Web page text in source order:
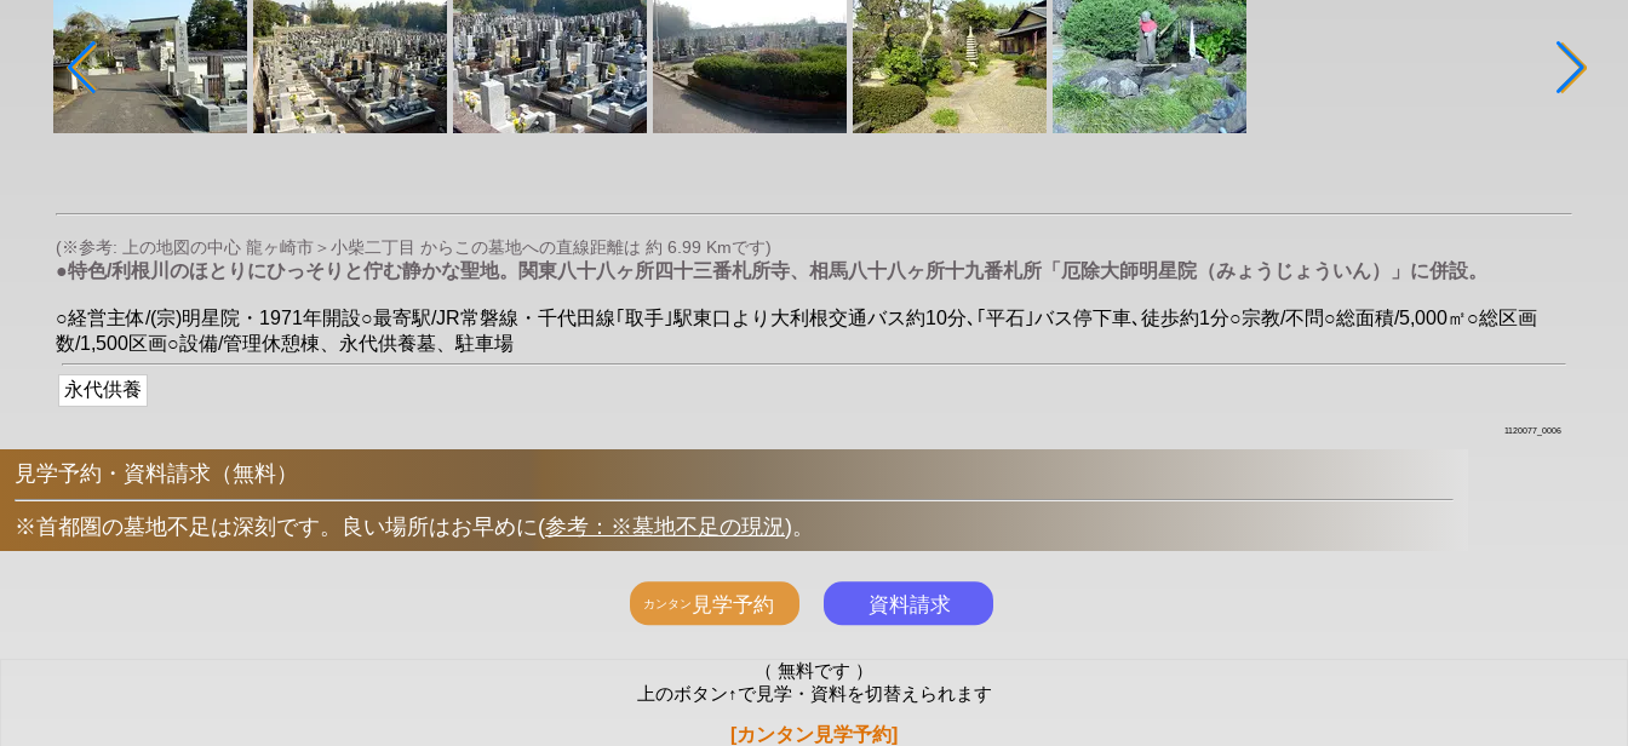
(※参考: 上の地図の中心 龍ヶ崎市＞小柴二丁目 からこの墓地への直線距離は 約 6.99 Kmです)
●特色/利根川のほとりにひっそりと佇む静かな聖地。関東八十八ヶ所四十三番札所寺、相馬八十八ヶ所十九番札所「厄除大師明星院（みょうじょういん）」に併設。
○経営主体/(宗)明星院・1971年開設○最寄駅/JR常磐線・千代田線｢取手｣駅東口より大利根交通バス約10分､｢平石｣バス停下車､徒歩約1分○宗教/不問○総面積/5,000㎡○総区画
数/1,500区画○設備/管理休憩棟、永代供養墓、駐車場
永代供養
1120077_0006
見学予約・資料請求（無料）
※首都圏の墓地不足は深刻です。良い場所はお早めに(参考：※墓地不足の現況)。
（ 無料です ）
上のボタン↑で見学・資料を切替えられます
[カンタン見学予約]